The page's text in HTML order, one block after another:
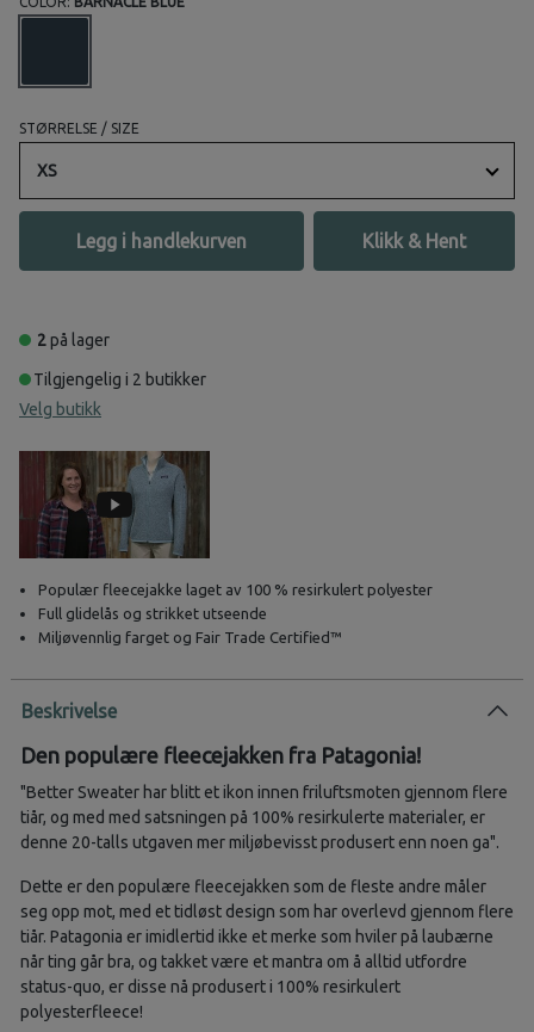
STØRRELSE / SIZE
XS
Legg i handlekurven Klikk & Hent
2på lager
Tilgjengelig i 2 butikker
Velg butikk
Populær fleecejakke laget av 100 % resirkulert polyester
Full glidelås og strikket utseende
Miljøvennlig farget og Fair Trade Certified™
Beskrivelse
Den populære fleecejakken fra Patagonia!
Better Sweater har blitt et ikon innen friluftsmoten gjennom flere
tiår, og med med satsningen på 100% resirkulerte materialer, er
denne 20-talls utgaven mer miljøbevisst produsert enn noen ga .
Dette er den populære fleecejakken som de fleste andre måler
seg opp mot, med et tidløst design som har overlevd gjennom flere
tiår. Patagonia er imidlertid ikke et merke som hviler på laubærne
når ting går bra, og takket være et mantra om å alltid utfordre
status-quo, er disse nå produsert i 100% resirkulert
polyesterfleece!